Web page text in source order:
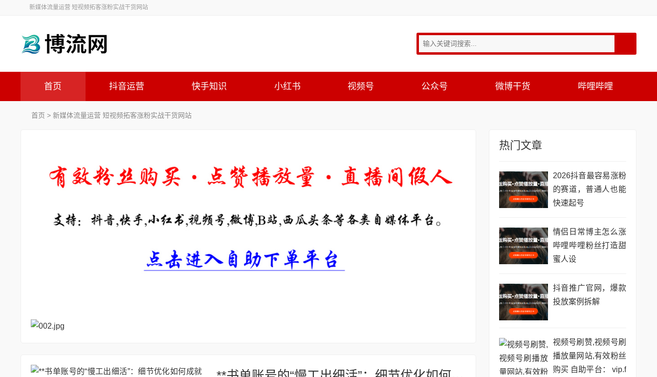
新媒体流量运营 短视频拓客涨粉实战干货网站
首页 抖音运营 快手知识 小红书 视频号 公众号 微博干货 哔哩哔哩
首页 > 新媒体流量运营 短视频拓客涨粉实战干货网站
热门文章
2026抖音最容易涨粉
的赛道，普通人也能
快速起号
情侣日常博主怎么涨
哔哩哔哩粉丝打造甜
蜜人设
抖音推广官网，爆款
投放案例拆解
视频号刷赞,视频号刷
播放量网站,有效粉丝
购买 自助平台： vip.f